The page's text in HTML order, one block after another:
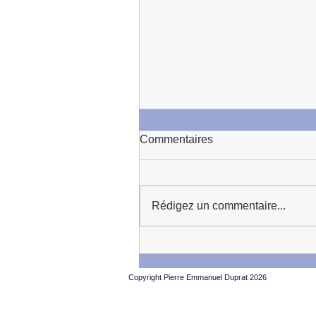
Commentaires
Rédigez un commentaire...
Copyright Pierre Emmanuel Duprat 2026